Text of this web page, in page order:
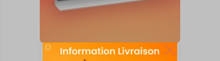
SKYLINE SUR SOCLE